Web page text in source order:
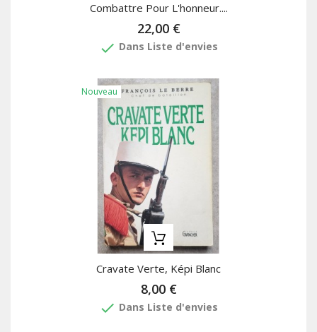
Combattre Pour L'honneur....
22,00 €
done Dans Liste d'envies
Nouveau
Cravate Verte, Képi Blanc
8,00 €
done Dans Liste d'envies